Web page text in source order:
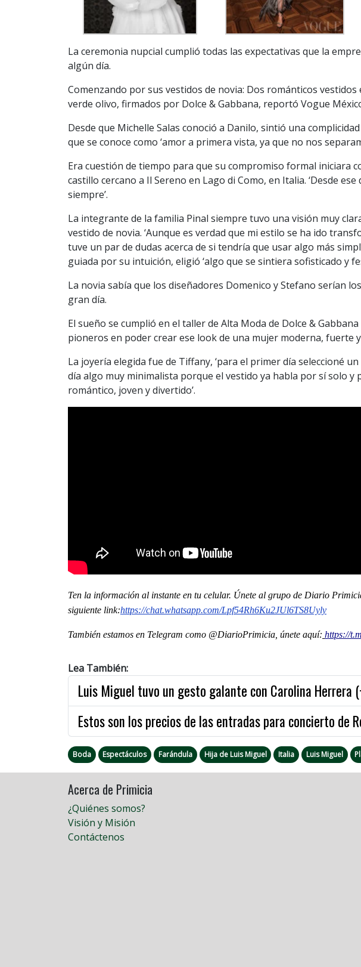
La ceremonia nupcial cumplió todas las expectativas que la
algún día.
Comenzando por sus vestidos de novia: Dos románticos
verde olivo, firmados por Dolce & Gabbana, reportó Vogue
Desde que Michelle Salas conoció a Danilo, sintió una
que se conoce como ‘amor a primera vista, ya que no nos
Era cuestión de tiempo para que su compromiso formal iniciara
castillo cercano a Il Sereno en Lago di Como, en Italia. ‘Desde
siempre’.
La integrante de la familia Pinal siempre tuvo una visión muy
vestido de novia. ‘Aunque es verdad que mi estilo se ha ido
tuve un par de dudas acerca de si tendría que usar algo más
guiada por su intuición, eligió ‘algo que se sintiera sofisticado y
La novia sabía que los diseñadores Domenico y Stefano serían
gran día.
El sueño se cumplió en el taller de Alta Moda de Dolce &
pioneros en poder crear ese look de una mujer moderna, fuerte y
La joyería elegida fue de Tiffany, ‘para el primer día seleccioné
día algo muy minimalista porque el vestido ya habla por sí solo y
romántico, joven y divertido’.
Ten la información al instante en tu celular. Únete al grupo de Diario
siguiente link:https://chat.whatsapp.com/Lpf54Rh6Ku2JUl6TS8Uyly
También estamos en Telegram como @DiarioPrimicia, únete aquí: https://
Lea También:
Luis Miguel tuvo un gesto galante con Carolina Herrera
Estos son los precios de las entradas para concierto de
Boda Espectáculos Farándula Hija de Luis Miguel Italia Luis Miguel
Acerca de Primicia
¿Quiénes somos?
Visión y Misión
Contáctenos